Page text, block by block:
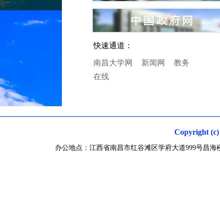
快速通道：
南昌大学网 新闻网
教务
在线
Copyright
办公地点：江西省南昌市红谷滩区学府大道999号昌